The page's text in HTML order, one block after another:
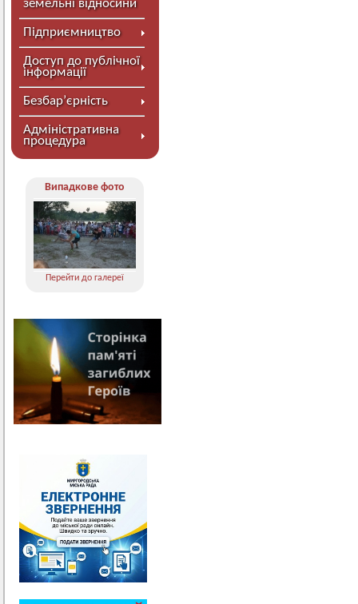
земельні відносини
Підприємництво
Доступ до публічної
інформації
Безбар’єрність
Адміністративна
процедура
Випадкове фото
Перейти до галереї